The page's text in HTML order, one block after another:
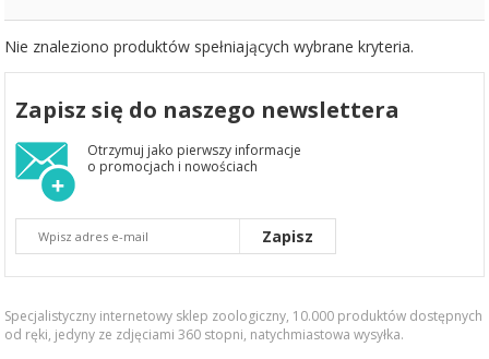
Nie znaleziono produktów spełniających wybrane kryteria.
Zapisz się do naszego newslettera
Otrzymuj jako pierwszy informacje
o promocjach i nowościach
Zapisz
Specjalistyczny internetowy sklep zoologiczny, 10.000 produktów dostępnych
od ręki, jedyny ze zdjęciami 360 stopni, natychmiastowa wysyłka.